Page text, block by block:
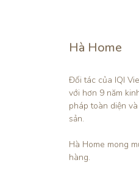
Hà Home
Đối tác của IQI
với hơn 9 năm
pháp toàn diện
sản.
Hà Home mong
hàng.